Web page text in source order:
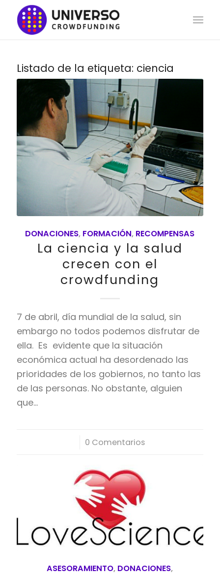
Listado de la etiqueta: ciencia
DONACIONES, FORMACIÓN, RECOMPENSAS
La ciencia y la salud
crecen con el
crowdfunding
7 de abril, día mundial de la salud, sin
embargo no todos podemos disfrutar de
ella. Es evidente que la situación
económica actual ha desordenado las
prioridades de los gobiernos, no tanto las
de las personas. No obstante, alguien
que…
0 Comentarios
ASESORAMIENTO, DONACIONES,